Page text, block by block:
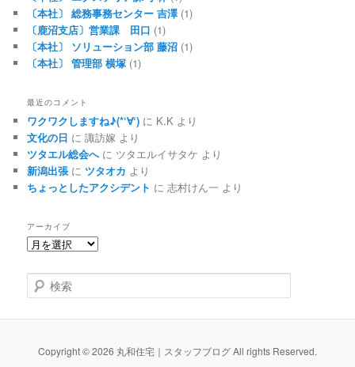
〔本社〕 総務事務センター 吉澤(1)
〔鹿沼支店〕営業課 田口 (1)
〔本社〕 ソリューション部 藤沼 (1)
〔本社〕 管理部 横塚 (1)
最近のコメント
ワクワクしますね♪(*‘∀‘) に K.K より
文化の日 に諏訪嫁 より
ツタエル総会へに ツタエルイサタケ より
新潟出張 に ツタオカ より
ちょっとしたアクシデント に志村けん一 より
アーカイブ
検索
Copyright © 2026 丸和住宅｜スタッフブログ All rights Reserved.